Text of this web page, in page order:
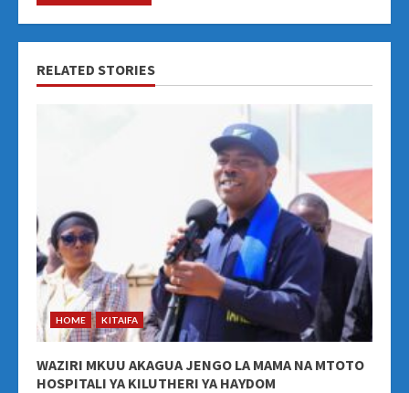
RELATED STORIES
HOME KITAIFA
WAZIRI MKUU AKAGUA JENGO LA MAMA NA MTOTO
HOSPITALI YA KILUTHERI YA HAYDOM